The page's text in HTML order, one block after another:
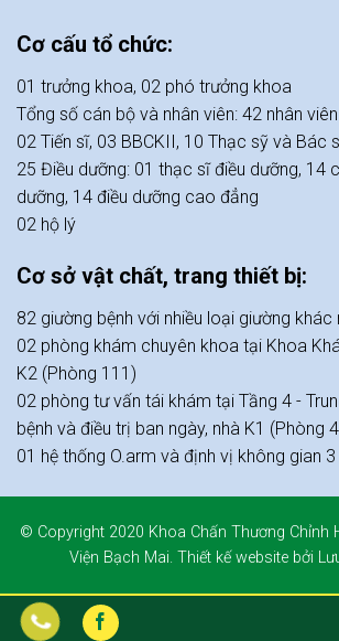
Cơ cấu tổ chức:
01 trưởng khoa, 02 phó trưởng khoa
Tổng số cán bộ và nhân viên: 42 nhân viên
02 Tiến sĩ, 03 BBCKII, 10 Thạc sỹ và Bác
25 Điều dưỡng: 01 thạc sĩ điều dưỡng, 14
dưỡng, 14 điều dưỡng cao đẳng
02 hộ lý
Cơ sở vật chất, trang thiết bị:
82 giường bệnh với nhiều loại giường khác
02 phòng khám chuyên khoa tại Khoa
K2 (Phòng 111)
02 phòng tư vấn tái khám tại Tầng 4 -
bệnh và điều trị ban ngày, nhà K1 (Phòng
01 hệ thống O.arm và định vị không gian
© Copyright 2020 Khoa Chấn Thương Chỉnh
Viện Bạch Mai. Thiết kếwebsitebởi